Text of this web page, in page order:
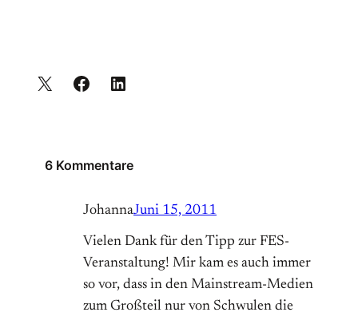
6 Kommentare
JohannaJuni 15, 2011
Vielen Dank für den Tipp zur FES-
Veranstaltung! Mir kam es auch immer
so vor, dass in den Mainstream-Medien
zum Großteil nur von Schwulen die